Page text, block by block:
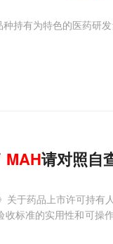
持有为特色的医药研
MAH请对照自
关于药品上市许可持有
标准的实用性和可操